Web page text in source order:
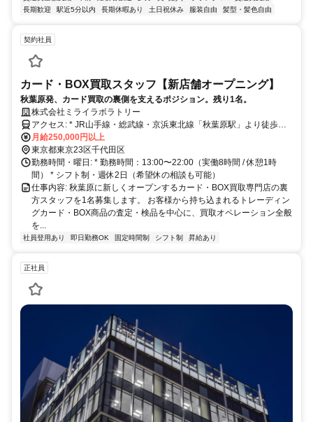
長期歓迎
駅近5分以内 長期休暇あり 土日祝休み 服装自由 髪型・髪色自由
契約社員
カード・BOX買取スタッフ【新店舗オープニング】
秋葉原発、カード買取の裏側を支えるポジション。残り1名。
株式会社ミライラボラトリー
アクセス: * JR山手線・総武線・京浜東北線「秋葉原駅」より徒歩圏
内 * 東京メトロ日比谷線「秋葉原駅」より徒歩圏内 * 都営新宿線「岩
本町駅」からもアクセス可能
月給250,000円以上
東京都東京23区千代田区
勤務時間・曜日: * 勤務時間：13:00〜22:00（実働8時間 / 休憩1時
間） * シフト制・週休2日（希望休の相談も可能）
仕事内容: 秋葉原に新しくオープンするカード・BOX買取専門店の裏
方スタッフを1名募集します。 お客様から持ち込まれるトレーディン
グカード・BOX商品の査定・検品を中心に、買取オペレーション全般
を...
社員登用あり 即日勤務OK 固定時間制 シフト制 昇給あり
正社員